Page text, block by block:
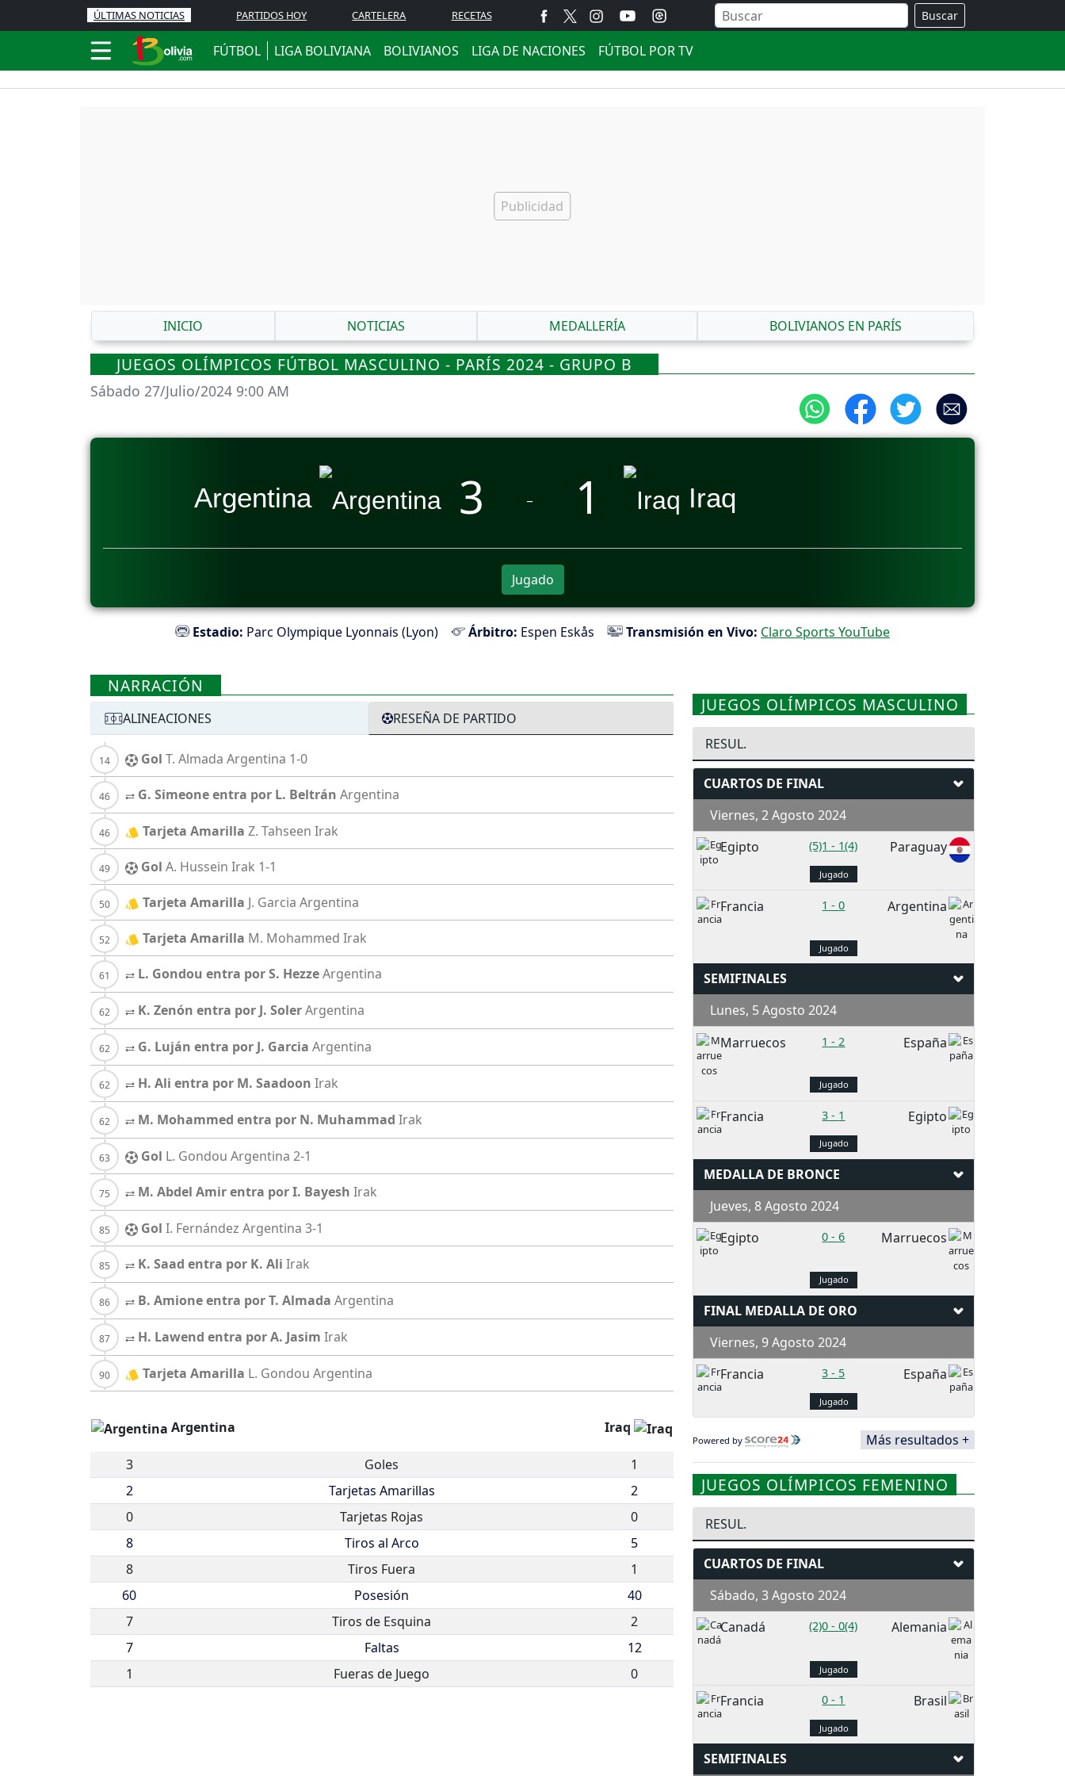
ÚLTIMAS NOTICIAS PARTIDOS HOY CARTELERA RECETAS Buscar
FÚTBOL LIGA BOLIVIANA BOLIVIANOS LIGA DE NACIONES FÚTBOL POR TV
INICIO NOTICIAS MEDALLERÍA BOLIVIANOS EN PARÍS
JUEGOS OLÍMPICOS FÚTBOL MASCULINO - PARÍS 2024 - GRUPO B
Sábado 27/Julio/2024 9:00 AM
Argentina 3 1 Iraq
Jugado
Estadio: Parc Olympique Lyonnais (Lyon) Árbitro: Espen Eskås Transmisión en Vivo: Claro Sports YouTube
NARRACIÓN
ALINEACIONES RESEÑA DE PARTIDO
Gol T. Almada Argentina 1-0
G. Simeone entra por L. Beltrán Argentina
Tarjeta Amarilla Z. Tahseen Irak
Gol A. Hussein Irak 1-1
Tarjeta Amarilla J. Garcia Argentina
Tarjeta Amarilla M. Mohammed Irak
L. Gondou entra por S. HezzeArgentina
K. Zenón entra por J. SolerArgentina
G. Luján entra por J. Garcia Argentina
H. Ali entra por M. Saadoon Irak
M. Mohammed entra por N. Muhammad Irak
Gol L. Gondou Argentina 2-1
M. Abdel Amir entra por I. Bayesh Irak
Gol I. Fernández Argentina 3-1
K. Saad entra por K. Ali Irak
B. Amione entra por T. Almada Argentina
H. Lawend entra por A. Jasim Irak
Tarjeta Amarilla L. Gondou Argentina
Argentina Iraq
3 Goles
1
2
Tarjetas Amarillas
2
0
Tarjetas Rojas
0
8
Tiros al Arco
5
8
Tiros Fuera
1
60
Posesión
40
7
Tiros de Esquina
2
7
Faltas
12
1
Fueras de Juego 0
JUEGOS OLÍMPICOS MASCULINO
RESUL.
CUARTOS DE FINAL
Viernes, 2 Agosto 2024
Egipto
(5)1 - 1(4) Paraguay
Jugado
Francia 1 -0 Argentina
Jugado
SEMIFINALES
Lunes, 5 Agosto 2024
Marruecos
1 - 2 España
Jugado
Francia 3 - 1 Egipto
Jugado
MEDALLA DE BRONCE
Jueves, 8 Agosto 2024
Egipto
0 -6 Marruecos
Jugado
FINAL MEDALLA DE ORO
Viernes, 9 Agosto 2024
Francia
3 - 5 España
Jugado
Powered by Más resultados +
JUEGOS OLÍMPICOS FEMENINO
RESUL.
CUARTOS DE FINAL
Sábado, 3 Agosto 2024
Canadá
(2)0 -0(4) Alemania
Jugado
Francia 0 - 1 Brasil
Jugado
SEMIFINALES